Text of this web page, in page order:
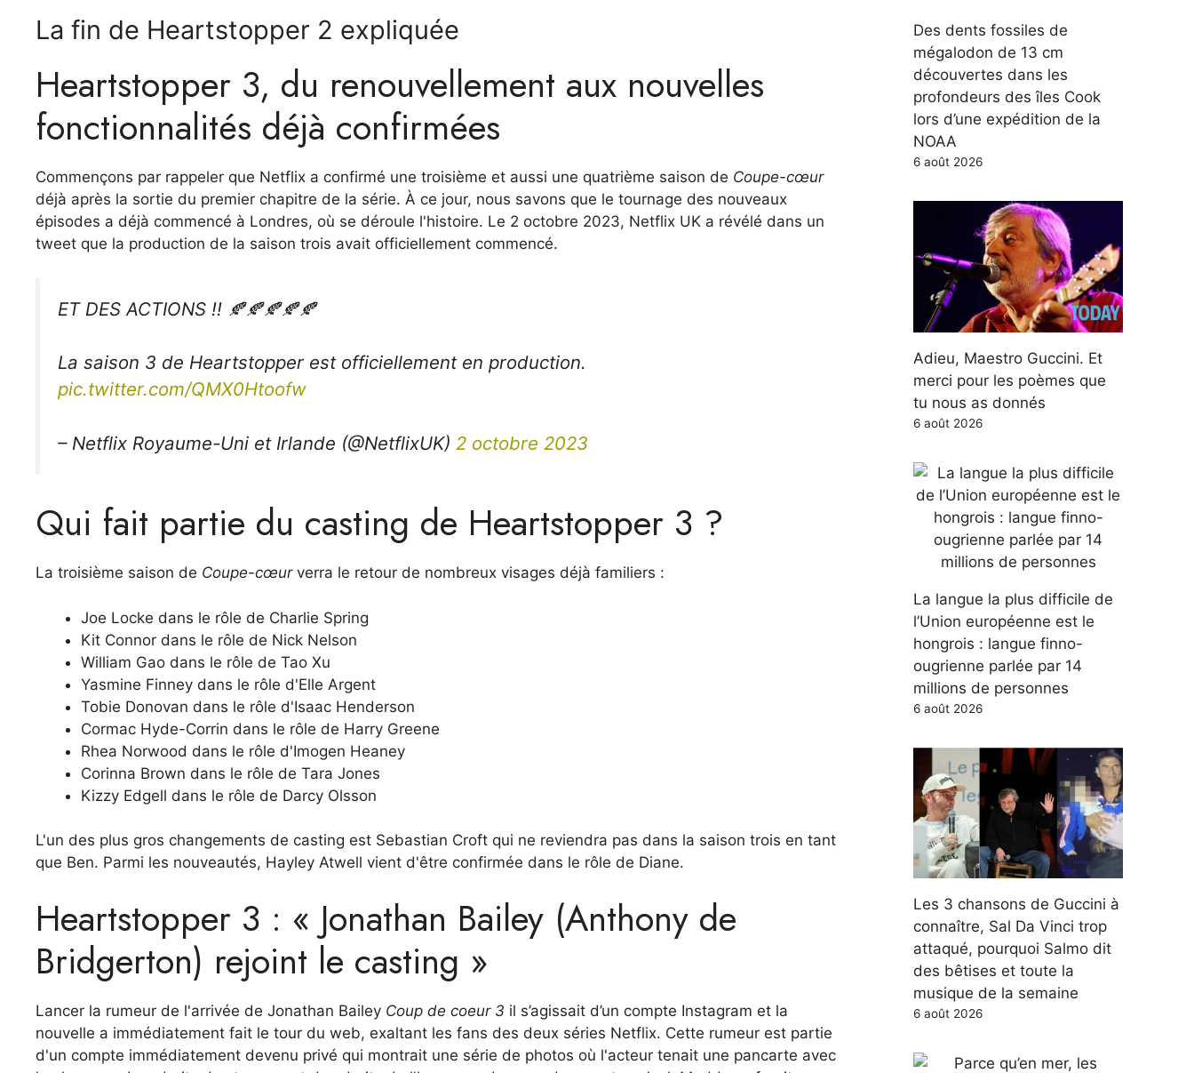
La fin de Heartstopper 2 expliquée
Heartstopper 3, du renouvellement aux nouvelles
fonctionnalités déjà confirmées
Commençons par rappeler que Netflix a confirmé une troisième et aussi une quatrième saison de Coupe-cœur
déjà après la sortie du premier chapitre de la série. À ce jour, nous savons que le tournage des nouveaux
épisodes a déjà commencé à Londres, où se déroule l'histoire. Le 2 octobre 2023, Netflix UK a révélé dans un
tweet que la production de la saison trois avait officiellement commencé.
ET DES ACTIONS !! 🍂🍂🍂🍂🍂
La saison 3 de Heartstopper est officiellement en production.
pic.twitter.com/QMX0Htoofw
– Netflix Royaume-Uni et Irlande (@NetflixUK) 2 octobre 2023
Qui fait partie du casting de Heartstopper 3 ?
La troisième saison de Coupe-cœurverra le retour de nombreux visages déjà familiers :
Joe Locke dans le rôle de Charlie Spring
Kit Connor dans le rôle de Nick Nelson
William Gao dans le rôle de Tao Xu
Yasmine Finney dans le rôle d'Elle Argent
Tobie Donovan dans le rôle d'Isaac Henderson
Cormac Hyde-Corrin dans le rôle de Harry Greene
Rhea Norwood dans le rôle d'Imogen Heaney
Corinna Brown dans le rôle de Tara Jones
Kizzy Edgell dans le rôle de Darcy Olsson
L'un des plus gros changements de casting est Sebastian Croft qui ne reviendra pas dans la saison trois en tant
que Ben. Parmi les nouveautés, Hayley Atwell vient d'être confirmée dans le rôle de Diane.
Heartstopper 3 : « Jonathan Bailey (Anthony de
Bridgerton) rejoint le casting »
Lancer la rumeur de l'arrivée de Jonathan Bailey Coup de coeur 3 il s’agissait d’un compte Instagram et la
nouvelle a immédiatement fait le tour du web, exaltant les fans des deux séries Netflix. Cette rumeur est partie
d'un compte immédiatement devenu privé qui montrait une série de photos où l'acteur tenait une pancarte avec
Des dents fossiles de
mégalodon de 13 cm
découvertes dans les
profondeurs des îles Cook
lors d’une expédition de la
NOAA
6 août 2026
Adieu, Maestro Guccini. Et
merci pour les poèmes que
tu nous as donnés
6 août 2026
La langue la plus difficile de
l’Union européenne est le
hongrois : langue finno-
ougrienne parlée par 14
millions de personnes
6 août 2026
Les 3 chansons de Guccini à
connaître, Sal Da Vinci trop
attaqué, pourquoi Salmo dit
des bêtises et toute la
musique de la semaine
6 août 2026